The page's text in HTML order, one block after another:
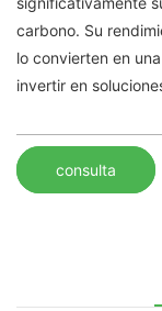
carbono. Su
lo convierten en
invertir en
consulta